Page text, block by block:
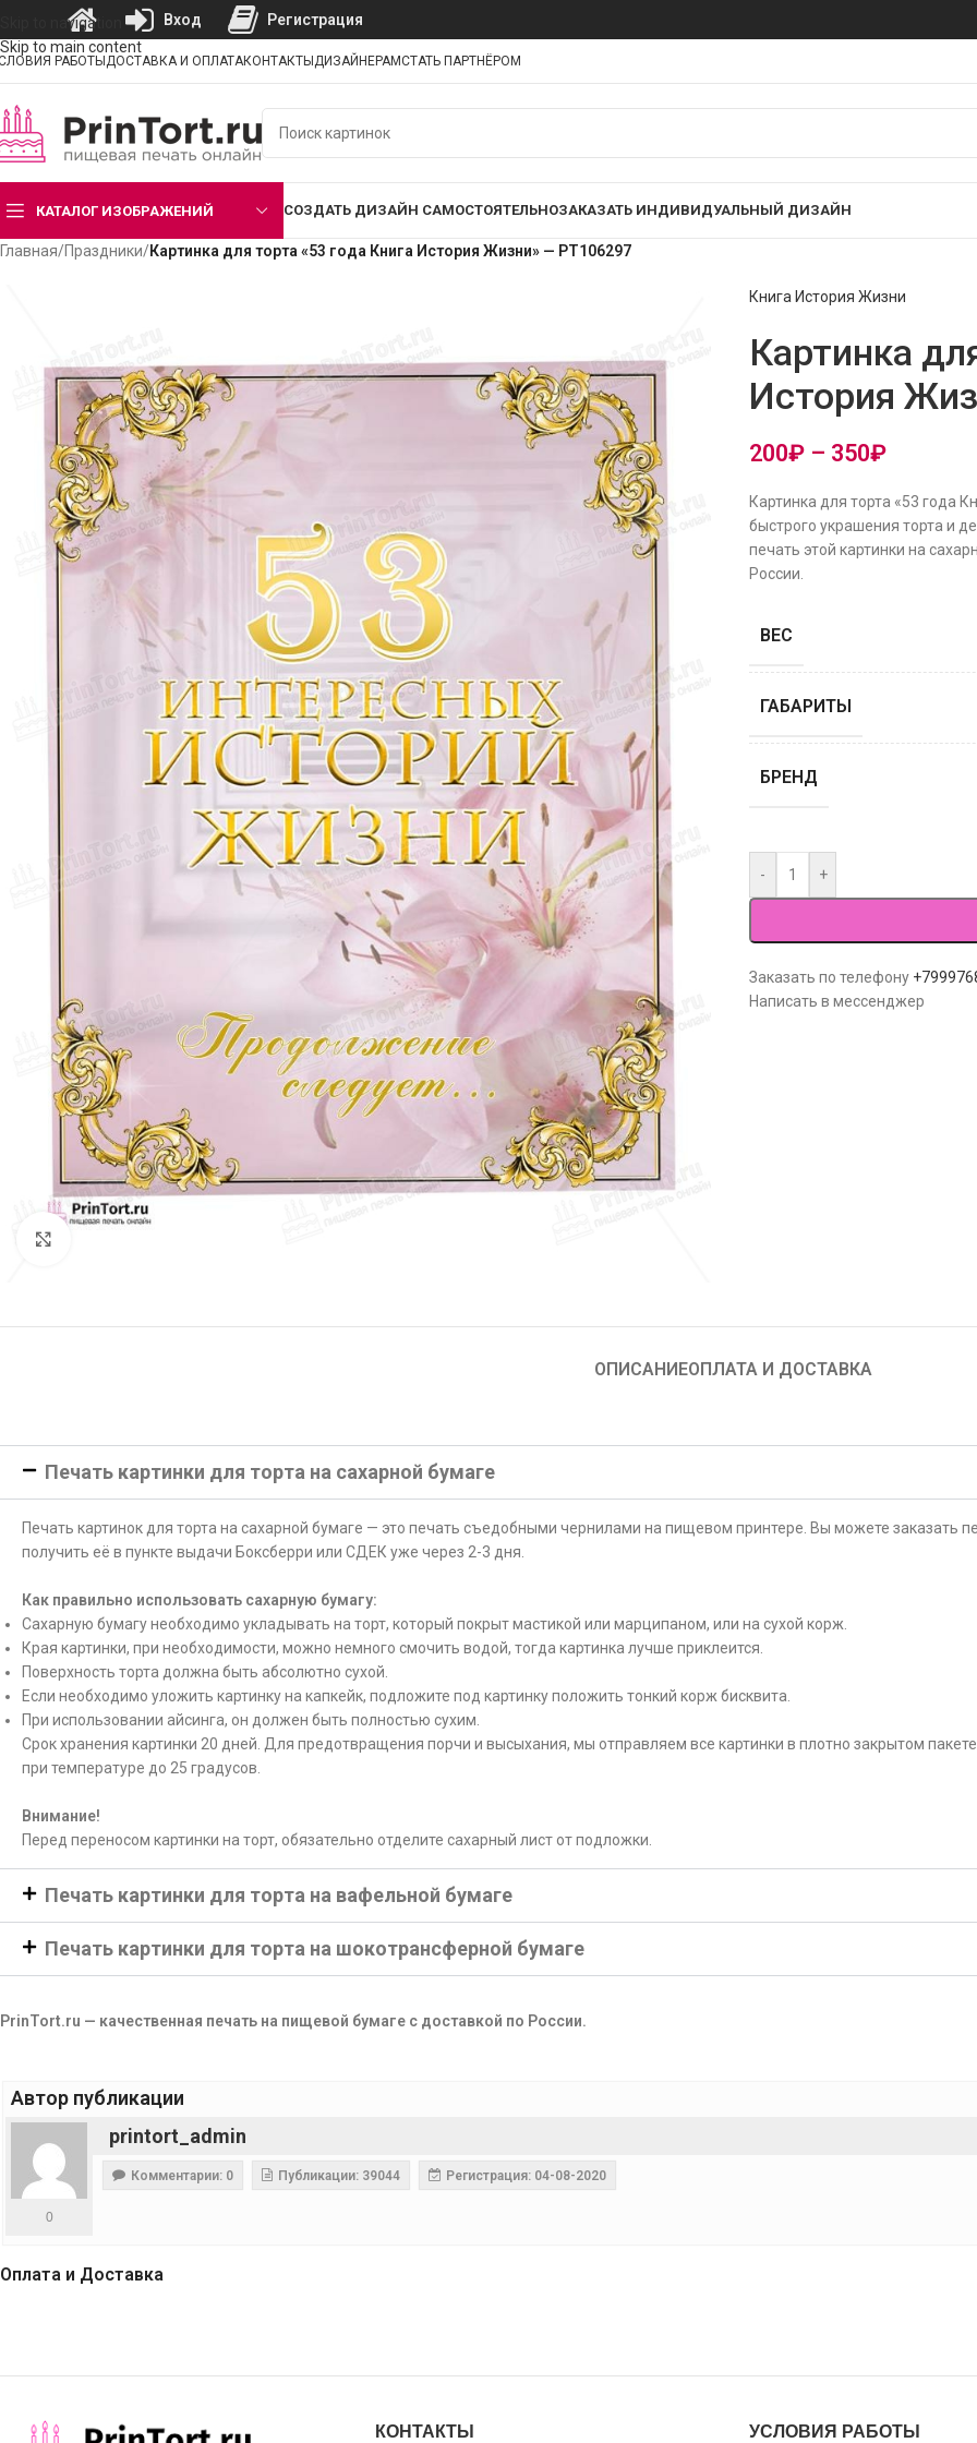
Skip to navigation
Skip to main content
РАБОТЫ ДОСТАВКА И ОПЛАТАКОНТАКТЫ ДИЗАЙНЕРАМСТАТЬ ПАРТНЁРОМ
КАТАЛОГ ИЗОБРАЖЕНИЙ СОЗДАТЬ ДИЗАЙН САМОСТОЯТЕЛЬНОЗАКАЗАТЬ ИНДИВИДУАЛЬНЫЙ ДИЗАЙН
Главная/Праздники/Картинка для торта «53 года Книга История Жизни» — PT106297
Книга История Жизни
Картинка
История
200₽ – 350₽
Картинка для торта «53 года
быстрого украшения торта и
печать этой картинки на
России.
ВЕС
ГАБАРИТЫ
БРЕНД
- +
Заказать по телефону
Написать в мессенджер
ОПИСАНИЕОПЛАТА И ДОСТАВКА
Печать картинки для торта на сахарной бумаге
Печать картинок для торта на сахарной бумаге — это печать съедобными чернилами на пищевом принтере. Вы можете заказать
получить её в пункте выдачи Боксберри или СДЕК уже через 2-3 дня.
Как правильно использовать сахарную бумагу:
Сахарную бумагу необходимо укладывать на торт, который покрыт мастикой или марципаном, или на сухой корж.
Края картинки, при необходимости, можно немного смочить водой, тогда картинка лучше приклеится.
Поверхность торта должна быть абсолютно сухой.
Если необходимо уложить картинку на капкейк, подложите под картинку положить тонкий корж бисквита.
При использовании айсинга, он должен быть полностью сухим.
Срок хранения картинки 20 дней. Для предотвращения порчи и высыхания, мы отправляем все картинки в плотно закрытом
при температуре до 25 градусов.
Внимание!
Перед переносом картинки на торт, обязательно отделите сахарный лист от подложки.
Печать картинки для торта на вафельной бумаге
Печать картинки для торта на шокотрансферной бумаге
PrinTort.ru — качественная печать на пищевой бумаге с доставкой по России.
Автор публикации
printort_admin
0
Комментарии: 0 Публикации: 39044 Регистрация: 04-08-2020
Оплата и Доставка
КОНТАКТЫ УСЛОВИЯ РАБОТЫ
Вход Регистрация